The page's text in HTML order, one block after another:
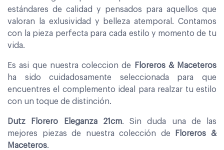
estándares de calidad y pensados para aquellos que
valoran la exlusividad y belleza atemporal. Contamos
con la pieza perfecta para cada estilo y momento de tu
vida.
Es asi que nuestra coleccion de
Floreros & Maceteros
ha sido cuidadosamente seleccionada para que
encuentres el complemento ideal para realzar tu estilo
con un toque de distinción.
Dutz Florero Eleganza 21cm. Sin duda una de las
mejores piezas de nuestra colección de
Floreros &
Maceteros.